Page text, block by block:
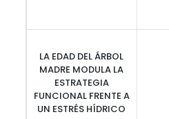
LA EDAD DEL ÁRBOL
MADRE MODULA LA
ESTRATEGIA
FUNCIONAL FRENTE A
UN ESTRÉS HÍDRICO